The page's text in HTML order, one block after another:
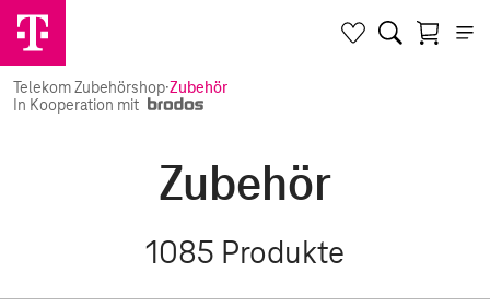
Telekom Zubehörshop·Zubehör
In Kooperation mit
Zubehör
1085 Produkte